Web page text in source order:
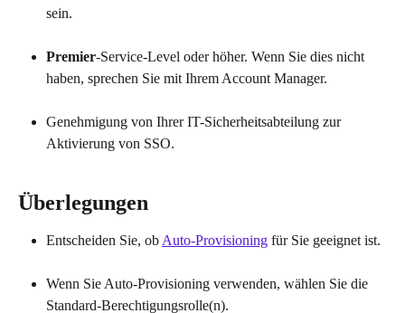
sein.
Premier-Service-Level oder höher. Wenn Sie dies nicht
haben, sprechen Sie mit Ihrem Account Manager.
Genehmigung von Ihrer IT-Sicherheitsabteilung zur
Aktivierung von SSO.
Überlegungen
Entscheiden Sie, ob Auto-Provisioning für Sie geeignet ist.
Wenn Sie Auto-Provisioning verwenden, wählen Sie die
Standard-Berechtigungsrolle(n).